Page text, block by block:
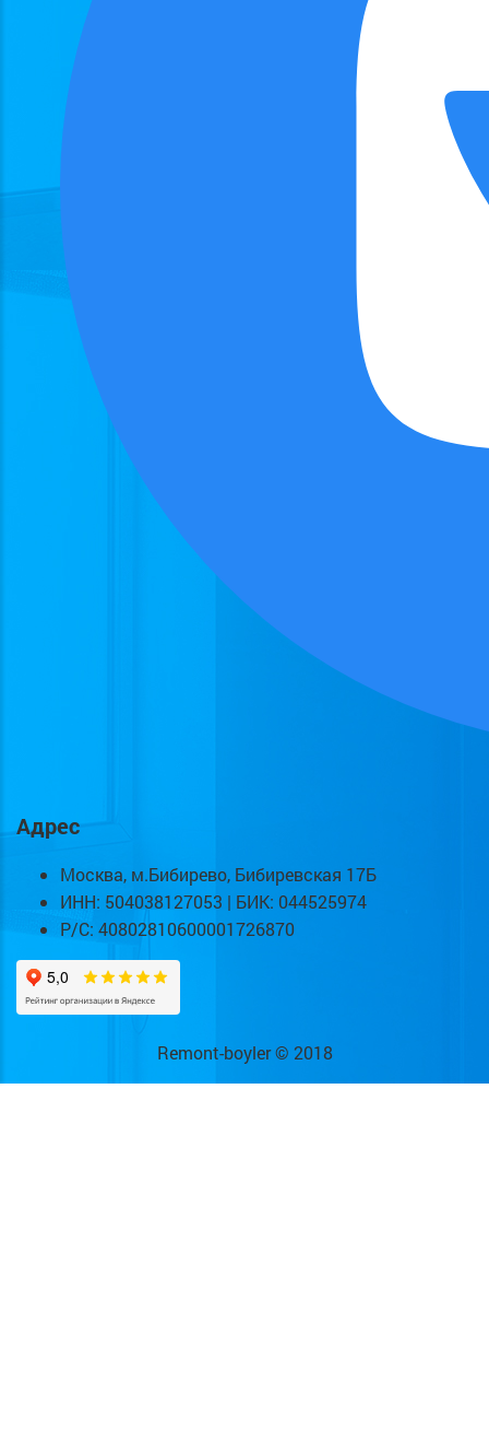
Адрес
Москва, м.Бибирево, Бибиревская 17Б
ИНН: 504038127053 | БИК: 044525974
Р/С: 40802810600001726870
Remont-boyler © 2018